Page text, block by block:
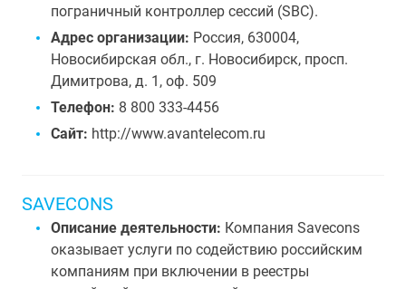
пограничный контроллер сессий (SBC).
Адрес организации: Россия, 630004,
Новосибирская обл., г. Новосибирск, просп.
Димитрова, д. 1, оф. 509
Телефон: 8 800 333-4456
Сайт: http://www.avantelecom.ru
SAVECONS
Описание деятельности: Компания Savecons
оказывает услуги по содействию российским
компаниям при включении в реестры